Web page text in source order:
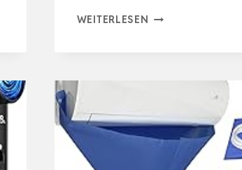
WEITERLESEN KAMERA
PROFESSIONELLES
DSLR
OBJEKTIV
REINIGUNGSSET